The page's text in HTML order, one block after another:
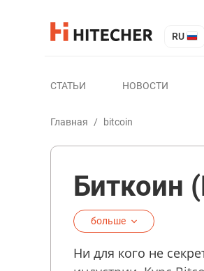
RU
СТАТЬИ НОВОСТИ
Главная / bitcoin
Биткоин
больше
Ни для кого не